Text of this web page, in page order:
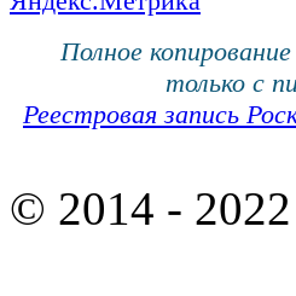
Полное
только с
Реестровая запись
© 2014 -